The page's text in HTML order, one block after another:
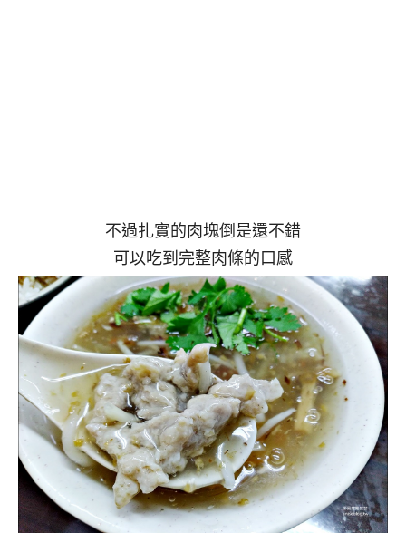
不過扎實的肉塊倒是還不錯
可以吃到完整肉條的口感